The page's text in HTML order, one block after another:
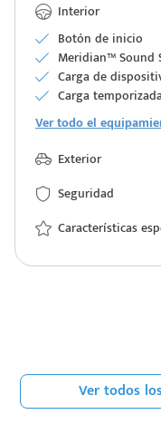
Interior
Botón de inicio
Meridian™ Sound
Carga de
Carga temporizada
Ver todo el
Exterior
Seguridad
Características
Ver todos